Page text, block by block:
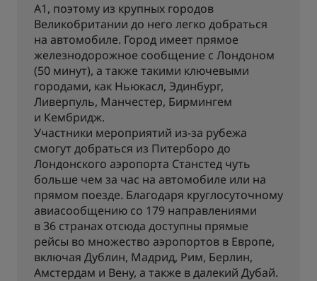
A1, поэтому из крупных городов
Великобритании до него легко добраться
на автомобиле. Город имеет прямое
железнодорожное сообщение с Лондоном
(50 минут), а также такими ключевыми
городами, как Ньюкасл, Эдинбург,
Ливерпуль, Манчестер, Бирмингем
и Кембридж.
Участники мероприятий из-за рубежа
смогут добраться из Питерборо до
Лондонского аэропорта Станстед чуть
больше чем за час на автомобиле или на
прямом поезде. Благодаря круглосуточному
авиасообщению со 179 направлениями
в 36 странах отсюда доступны прямые
рейсы во множество аэропортов в Европе,
включая Дублин, Мадрид, Рим, Берлин,
Амстердам и Вену, а также в далекий Дубай.